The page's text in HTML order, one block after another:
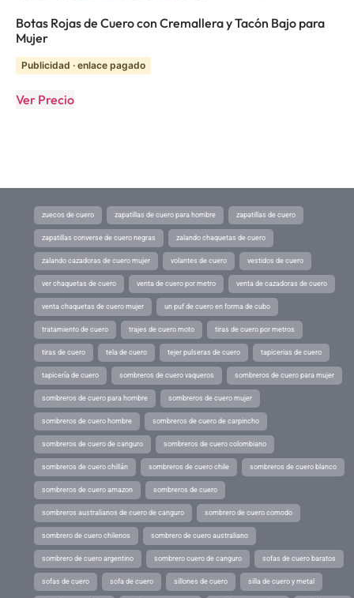
Botas Rojas de Cuero con Cremallera y Tacón Bajo para
Mujer
Publicidad · enlace pagado
Ver Precio
zuecos de cuero zapatillas de cuero para hombre zapatillas de cuero
zapatillas converse de cuero negras zalando chaquetas de cuero
zalando cazadoras de cuero mujer volantes de cuero vestidos de cuero
ver chaquetas de cuero venta de cuero por metro venta de cazadoras de cuero
venta chaquetas de cuero mujer un puf de cuero en forma de cubo
tratamiento de cuero trajes de cuero moto tiras de cuero por metros
tiras de cuero tela de cuero tejer pulseras de cuero tapicerias de cuero
tapicería de cuero sombreros de cuero vaqueros sombreros de cuero para mujer
sombreros de cuero para hombre sombreros de cuero mujer
sombreros de cuero hombre sombreros de cuero de carpincho
sombreros de cuero de canguro sombreros de cuero colombiano
sombreros de cuero chillán sombreros de cuero chile sombreros de cuero blanco
sombreros de cuero amazon sombreros de cuero
sombreros australianos de cuero de canguro sombrero de cuero comodo
sombrero de cuero chilenos sombrero de cuero australiano
sombrero de cuero argentino sombrero cuero de canguro sofas de cuero baratos
sofas de cuero sofa de cuero sillones de cuero silla de cuero y metal